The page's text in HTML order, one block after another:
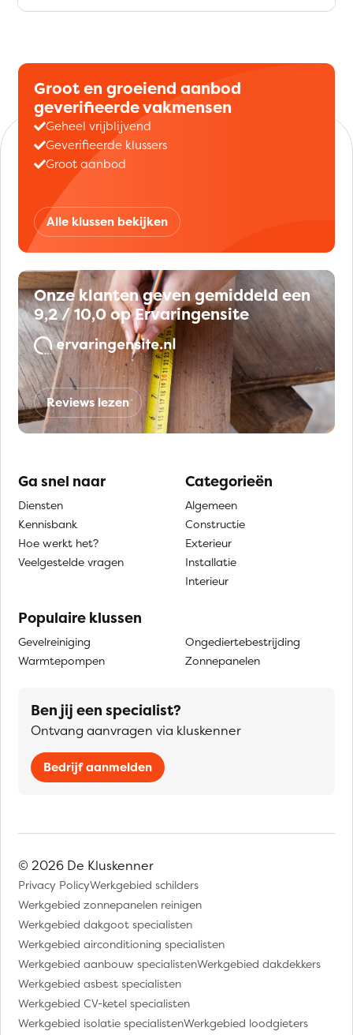
Groot en groeiend aanbod
geverifieerde vakmensen
Geheel vrijblijvend
Geverifieerde klussers
Groot aanbod
Alle klussen bekijken
Onze klanten geven gemiddeld een
9,2 / 10,0 op Ervaringensite
Reviews lezen
Ga snel naar
Diensten
Kennisbank
Hoe werkt het?
Veelgestelde vragen
Categorieën
Algemeen
Constructie
Exterieur
Installatie
Interieur
Populaire klussen
Gevelreiniging
Warmtepompen
Ongediertebestrijding
Zonnepanelen
Ben jij een specialist?
Ontvang aanvragen via kluskenner
Bedrijf aanmelden
© 2026 De Kluskenner
Privacy PolicyWerkgebied schilders
Werkgebied zonnepanelen reinigen
Werkgebied dakgoot specialisten
Werkgebied airconditioning specialisten
Werkgebied aanbouw specialistenWerkgebied dakdekkers
Werkgebied asbest specialisten
Werkgebied CV-ketel specialisten
Werkgebied isolatie specialistenWerkgebied loodgieters